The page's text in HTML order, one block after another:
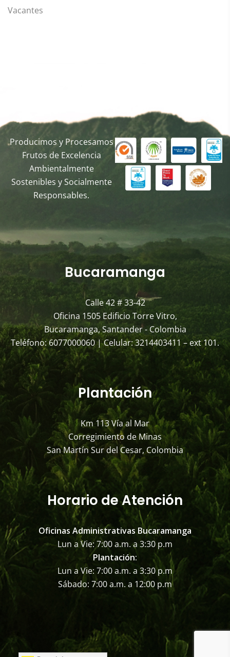
Vacantes
Producimos y Procesamos
Frutos de Excelencia
Ambientalmente
Sostenibles y Socialmente
Responsables.
Bucaramanga
Calle 42 # 33-42
Oficina 1505 Edificio Torre Vitro,
Bucaramanga, Santander - Colombia
Teléfono: 6077000060 | Celular: 3214403411 – ext 101.
Plantación
Km 113 Vía al Mar
Corregimiento de Minas
San Martín Sur del Cesar, Colombia
Horario de Atención
Oficinas Administrativas Bucaramanga
Lun a Vie: 7:00 a.m. a 3:30 p.m
Plantación:
Lun a Vie: 7:00 a.m. a 3:30 p.m
Sábado: 7:00 a.m. a 12:00 p.m